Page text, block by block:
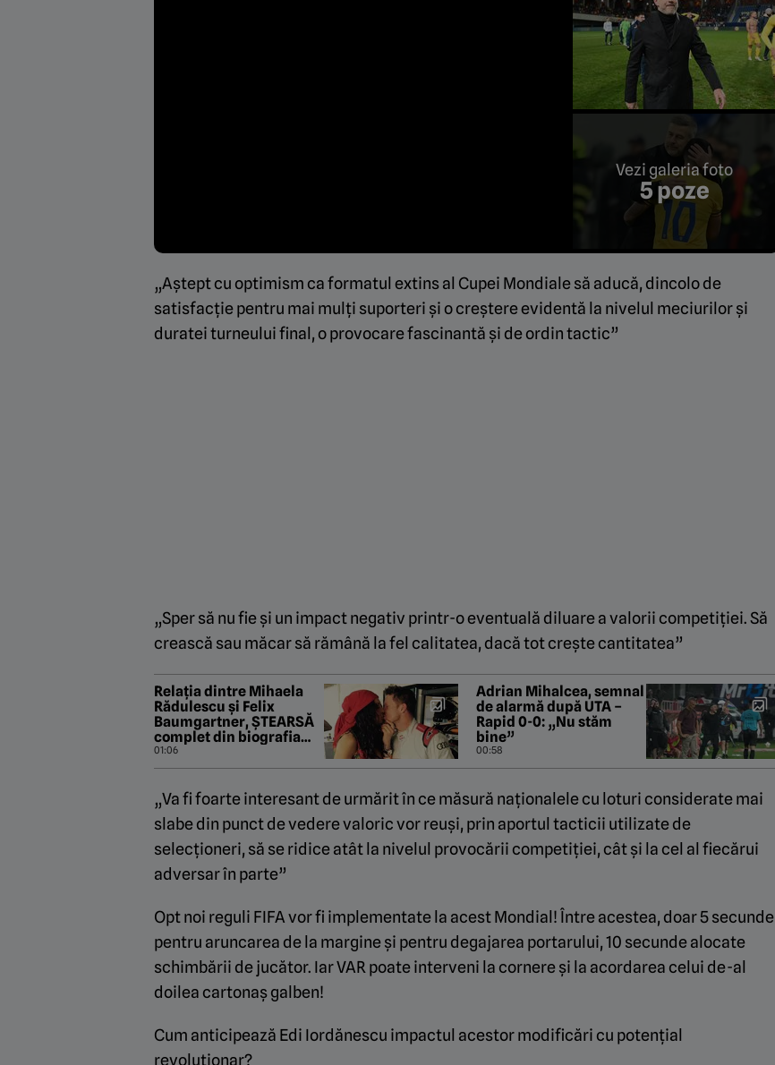
Vezi galeria foto
5 poze
„Aștept cu optimism ca formatul extins al Cupei Mondiale să aducă, dincolo de
satisfacție pentru mai mulți suporteri și o creștere evidentă la nivelul meciurilor și
duratei turneului final, o provocare fascinantă și de ordin tactic”
„Sper să nu fie și un impact negativ printr-o eventuală diluare a valorii competiției. Să
crească sau măcar să rămână la fel calitatea, dacă tot crește cantitatea”
Relația dintre Mihaela
Rădulescu și Felix
Baumgartner, ȘTEARSĂ
complet din biografia
campionului! „Nu vrea
ca lumea să știe că a
01:06
Adrian Mihalcea, semnal
de alarmă după UTA –
Rapid 0-0: „Nu stăm
bine”
00:58
„Va fi foarte interesant de urmărit în ce măsură naționalele cu loturi considerate mai
slabe din punct de vedere valoric vor reuși, prin aportul tacticii utilizate de
selecționeri, să se ridice atât la nivelul provocării competiției, cât și la cel al fiecărui
adversar în parte”
Opt noi reguli FIFA vor fi implementate la acest Mondial!Între acestea, doar 5 secunde
pentru aruncarea de la margine și pentru degajarea portarului, 10 secunde alocate
schimbării de jucător. Iar VAR poate interveni la cornere și la acordarea celui de-al
doilea cartonaș galben!
Cum anticipează Edi Iordănescu impactul acestor modificări cu potențial
revoluționar?